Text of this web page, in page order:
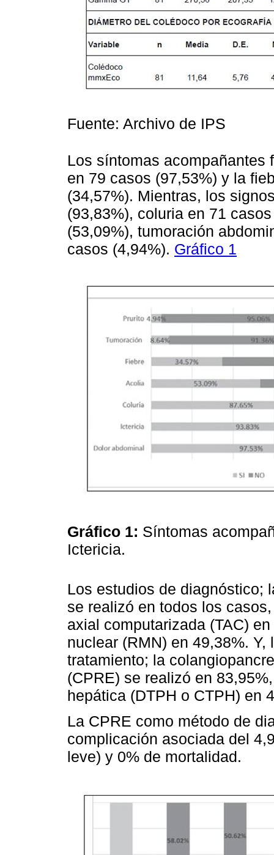
Fuente: Archivo de IPS
Los síntomas acompañantes
en 79 casos (97,53%) y la
(34,57%). Mientras, los
(93,83%), coluria en 71
(53,09%), tumoración
casos (4,94%). Gráfico 1
Gráfico 1: Síntomas
Ictericia.
Los estudios de diagnóstico;
se realizó en todos los
axial computarizada (TAC)
nuclear (RMN) en 49,38%.
tratamiento; la
(CPRE) se realizó en
hepática (DTPH o CTPH) en
La CPRE como método de
complicación asociada del
leve) y 0% de mortalidad.